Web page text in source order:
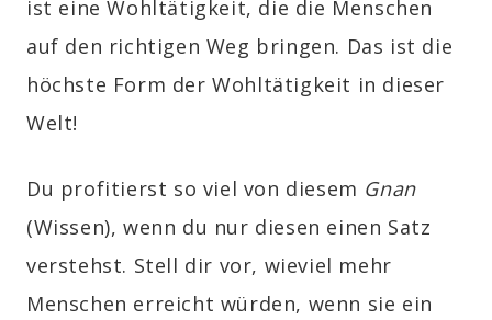
ist eine Wohltätigkeit, die die Menschen
auf den richtigen Weg bringen. Das ist die
höchste Form der Wohltätigkeit in dieser
Welt!
Du profitierst so viel von diesem Gnan
(Wissen), wenn du nur diesen einen Satz
verstehst. Stell dir vor, wieviel mehr
Menschen erreicht würden, wenn sie ein